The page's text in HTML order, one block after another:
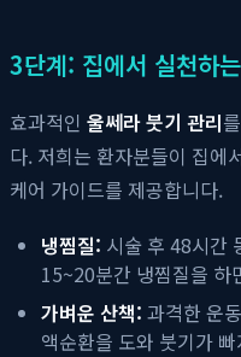
3단계: 집에서 실천하
효과적인 울쎄라 붓기 관리
다. 저희는 환자분들이 집에
케어 가이드를 제공합니다.
냉찜질: 시술 후 48시간
15~20분간 냉찜질을 하
가벼운 산책: 과격한 운
액순환을 도와 붓기가